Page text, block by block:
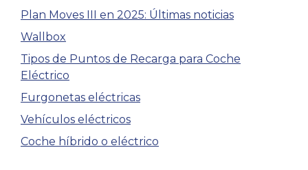
Plan Moves III en 2025: Últimas noticias
Wallbox
Tipos de Puntos de Recarga para Coche
Eléctrico
Furgonetas eléctricas
Vehículos eléctricos
Coche híbrido o eléctrico